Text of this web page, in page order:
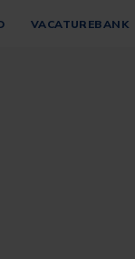
VACATUREBANK